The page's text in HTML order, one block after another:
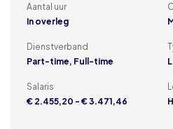
Aantal uur
In overleg
Dienstverband
Part-time, Full-time
Salaris
€ 2.455,20 - € 3.471,46